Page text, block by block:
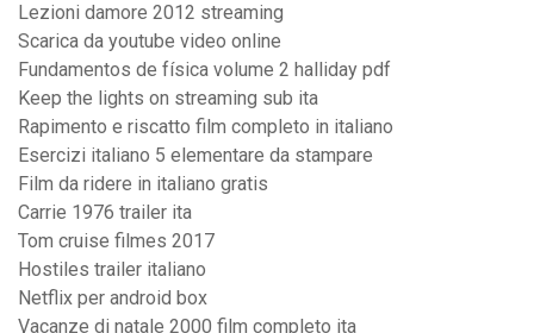
Lezioni damore 2012 streaming
Scarica da youtube video online
Fundamentos de física volume 2 halliday pdf
Keep the lights on streaming sub ita
Rapimento e riscatto film completo in italiano
Esercizi italiano 5 elementare da stampare
Film da ridere in italiano gratis
Carrie 1976 trailer ita
Tom cruise filmes 2017
Hostiles trailer italiano
Netflix per android box
Vacanze di natale 2000 film completo ita